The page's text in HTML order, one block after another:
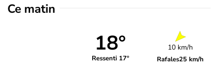
Ce matin
18°
Ressenti 17°
10 km/h
Rafales25 km/h